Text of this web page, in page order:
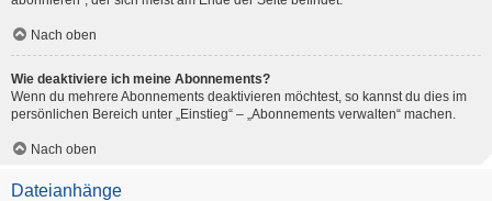
Nach oben
Wie deaktiviere ich meine Abonnements?
Wenn du mehrere Abonnements deaktivieren möchtest, so kannst du dies im
persönlichen Bereich unter „Einstieg“ – „Abonnements verwalten“ machen.
Nach oben
Dateianhänge